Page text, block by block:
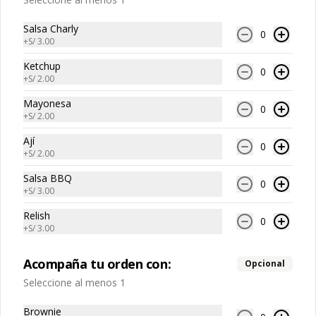
S/ 5.00
Conócenos
Zona de Delivery
Términos y condiciones
Salsa Charly
+S/ 3.00
0
Ketchup
+S/ 2.00
0
Mayonesa
+S/ 2.00
0
Ají
+S/ 2.00
0
Salsa BBQ
+S/ 3.00
0
Relish
+S/ 3.00
0
Acompaña tu orden con: Opcional
Seleccione al menos 1
Brownie